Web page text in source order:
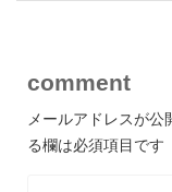
が付与されるので、
うモチベーションも
魅力で、コストを気
す。普段の買い物
使えており、使いや
comment
メールアドレスが公
る欄は必須項目です